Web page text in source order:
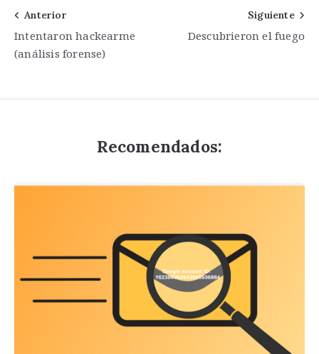
Navegación
de
entradas
Anterior
Intentaron hackearme
(análisis forense)
Siguiente
Descubrieron el fuego
Recomendados: